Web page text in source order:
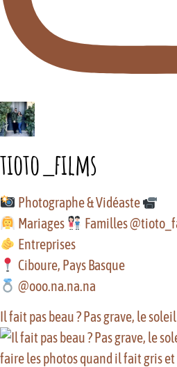
tioto_films
Photographe & Vidéaste
Mariages
Familles
Entreprises
Ciboure, Pays Basque
@ooo.na.na.na
Il fait pas beau ? Pas grave, le soleil